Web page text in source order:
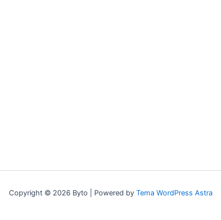
Copyright © 2026 Byto | Powered by Tema WordPress Astra